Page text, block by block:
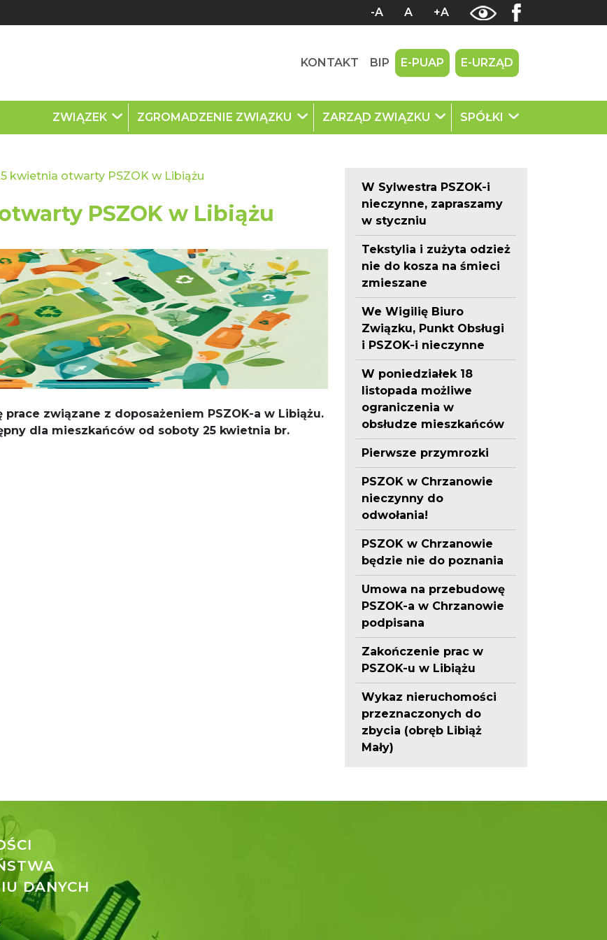
-A A +A
KONTAKT BIP E-PUAP E-URZĄD
ZWIĄZEK ZGROMADZENIE ZWIĄZKU ZARZĄD ZWIĄZKU SPÓŁKI
kwietnia otwarty PSZOK w Libiążu
PSZOK w Libiążu
związane z doposażeniem PSZOK-a w Libiążu.
dla mieszkańców od soboty 25 kwietnia br.
W Sylwestra PSZOK-i
nieczynne, zapraszamy
w styczniu
Tekstylia i zużyta odzież
nie do kosza na śmieci
zmieszane
We Wigilię Biuro
Związku, Punkt Obsługi
i PSZOK-i nieczynne
W poniedziałek 18
listopada możliwe
ograniczenia w
obsłudze mieszkańców
Pierwsze przymrozki
PSZOK w Chrzanowie
nieczynny do
odwołania!
PSZOK w Chrzanowie
będzie nie do poznania
Umowa na przebudowę
PSZOK-a w Chrzanowie
podpisana
Zakończenie prac w
PSZOK-u w Libiążu
Wykaz nieruchomości
przeznaczonych do
zbycia (obręb Libiąż
Mały)
DANYCH